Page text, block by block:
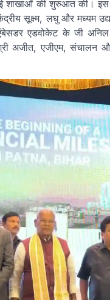
शाखाओं की शुरुआत की।
सूक्ष्म, लघु और मध्यम
एडवोकेट के जी
अजीत, एजीएम,